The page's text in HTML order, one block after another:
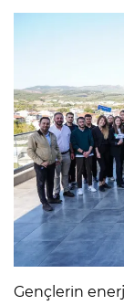
Gençlerin